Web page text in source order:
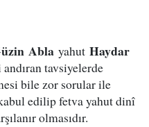
Abla yahut Haydar
tavsiyelerde
bile zor sorular ile
edilip fetva yahut dinî
olmasıdır.